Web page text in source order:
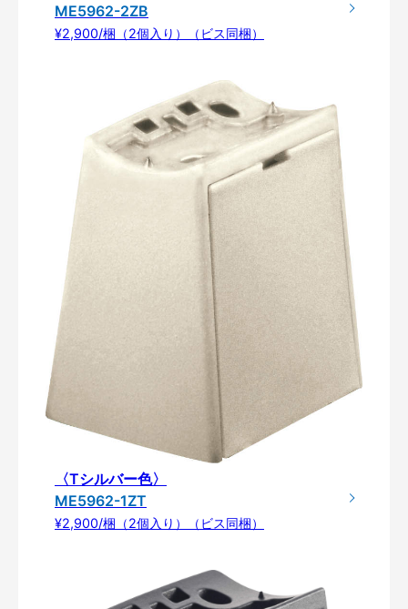
ME5962-2ZB
¥2,900/梱（2個入り）（ビス同梱）
〈Tシルバー色〉
ME5962-1ZT
¥2,900/梱（2個入り）（ビス同梱）